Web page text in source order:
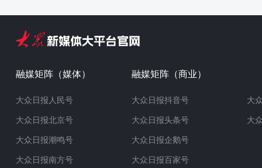
融媒矩阵（媒体）
大众日报人民号
大众日报北京号
大众日报潮鸣号
大众日报南方号
融媒矩阵（商业）
大众日报抖音号
大众日报头条号
大众日报企鹅号
大众日报百家号
大
大